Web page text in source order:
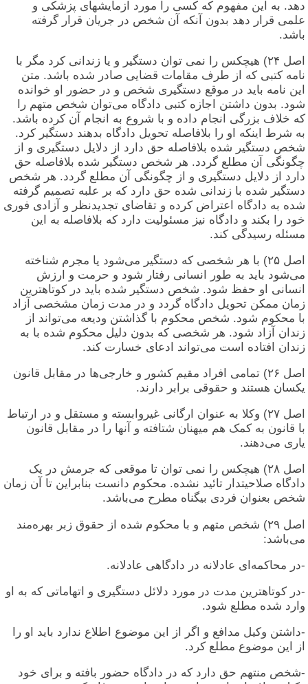
دهد. به این مفهوم که کسی را مورد آزمایشهای پزشکی و
علمی قرار دهد بدون آنکه آن شخص در جریان قرار گرفته
باشد.
اصل ۲۴) هیچکس را نمی توان دستگیر و يا زندانی کرد مگر با
نامه کتبی که از طرف مقامات قضایی صادر شده باشد. متن
این نامه باید در موقع دستگیری شخص و در حضور او خوانده
شود. بدون داشتن اجازه کتبی دادگاه می‌توان شخص متهم را
که خلاف بزرگی انجام داده و با شروع به انجام آن کرده باشد.
به شرط اینکه او را بلافاصله تحویل دادگاه بدهند دستگیر کرد.
شخص دستگیر شده بلافاصله حق دارد از دلایل دستگیری و از
چگونگی آن مطلع گردد. هر شخص دستگیر شده بلافاصله حق
دارد از دلایل دستگیری و از چگونگی آن مطلع گردد. هر شخص
دستگیر شده با زندانی شده حق دارد که بر علبه تصمیم گرفته
شده به دادگاه اعتراض کرده و تقاضای تجدیدنظر و آزادی فوری
خود را بکند و دادگاه نیز مسئولیت دارد که بلافاصله به این
مسئله رسیدگی کند.
اصل ۲۵) با هر شخصی که دستگیر می‌شود یا مجرم شناخته
می‌شود باید به طور انسانی رفتار شود و حرمت و ارزش
انسانی او حفظ شود. شخص دستگیر شده باید در کوتاهترین
زمان ممکن تحویل دادگاه گردد و در مدت زمان مشخصی آزاد
با محکوم شود. شخص محکوم با گذاشتن ودیعه می‌تواند از
زندان آزاد شود. هر شخصی که بدون دلیل محکوم شده با به
زندان افتاده است می‌تواند ادعای خسارت کند.
اصل ۲۶) تمامی افراد مقیم کشور و خارجی‌ها در مقابل قانون
یکسان هستند و حقوقی برابر دارند.
اصل ۲۷) وکلا به عنوان ارگانی غیروابسته و مستقل و در ارتباط
با قانون به کمک هم میهنان شتافته و آنها را در مقابل قانون
یاری می‌دهند.
اصل ۲۸) هیچکس را نمی توان تا موقعی که جرمش در یک
دادگاه صلاحیتدار تائید نشده. محکوم دانست بنابراین تا آن زمان
شخص بعنوان فردی بیگناه مطرح می‌باشد.
اصل ۲۹) شخص متهم و با محکوم شده از حقوق زبر بهره‌مند
می‌باشد:
-در محاکمه‌ای عادلانه در دادگاهی عادلانه.
-در کوتاهترین مدت در مورد دلائل دستگیری و اتهاماتی که به او
وارد شده مطلع شود.
-داشتن وکیل مدافع و اگر از این موضوع اطلاع ندارد باید او را
از اين موضوع مطلع کرد.
-شخص منتهم حق دارد که در دادگاه حضور بافته و برای خود